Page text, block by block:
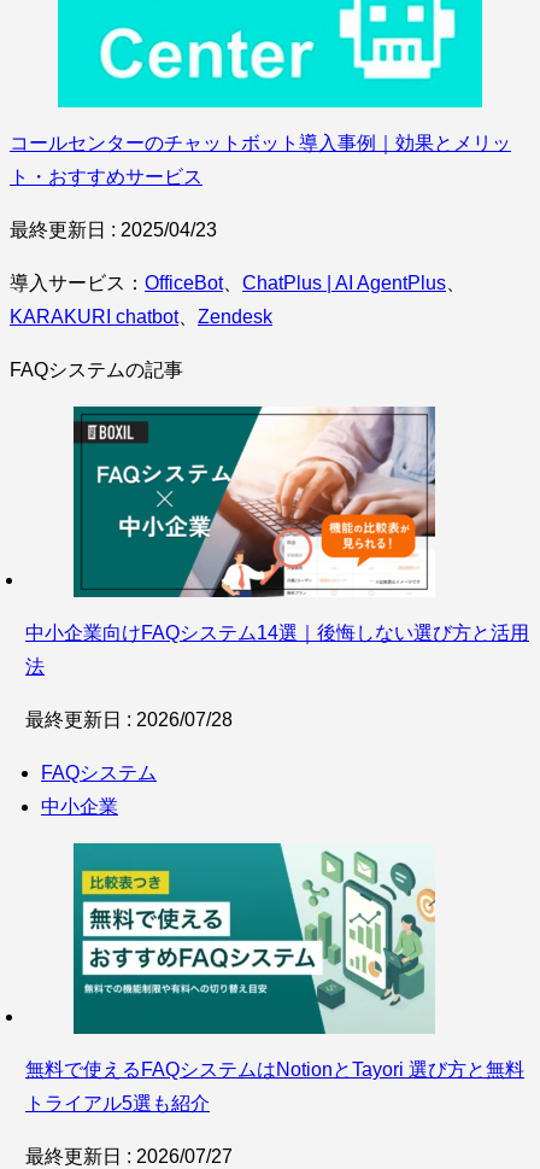
コールセンターのチャットボット導入事例｜効果とメリッ
ト・おすすめサービス
最終更新日 : 2025/04/23
導入サービス： OfficeBot、 ChatPlus | AI AgentPlus
KARAKURI chatbot、 Zendesk
FAQシステムの記事
中小企業向けFAQシステム14選｜後悔しない選び方と活用
法
最終更新日 : 2026/07/28
FAQシステム
中小企業
無料で使えるFAQシステムはNotionとTayori 選び方と無料
トライアル5選も紹介
最終更新日 : 2026/07/27